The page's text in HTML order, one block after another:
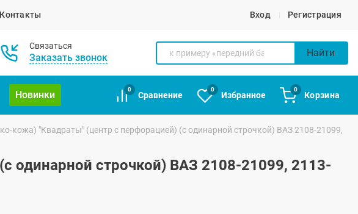
Контакты Вход Регистрация
Связаться
Заказать звонок Найти
Новинки
0
Сравнение
0
Избранное
0
Корзина
кожа) "Квадраты" (центр с перфорацией) (с одинарной строчкой) ВАЗ 2108-21099,
одинарной строчкой) ВАЗ 2108-21099, 2113-